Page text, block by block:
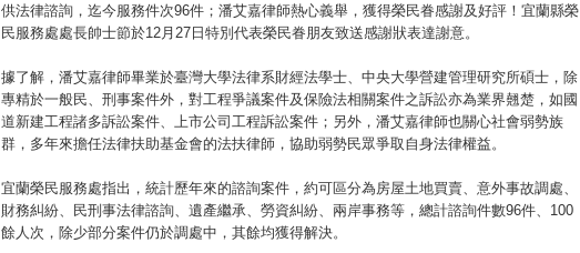
供法律諮詢，迄今服務件次96件；潘艾嘉律師熱心義舉，獲得榮民眷感謝及好評！宜蘭縣榮
民服務處處長帥士節於12月27日特別代表榮民眷朋友致送感謝狀表達謝意。
據了解，潘艾嘉律師畢業於臺灣大學法律系財經法學士、中央大學營建管理研究所碩士，除
專精於一般民、刑事案件外，對工程爭議案件及保險法相關案件之訴訟亦為業界翹楚，如國
道新建工程諸多訴訟案件、上市公司工程訴訟案件；另外，潘艾嘉律師也關心社會弱勢族
群，多年來擔任法律扶助基金會的法扶律師，協助弱勢民眾爭取自身法律權益。
宜蘭榮民服務處指出，統計歷年來的諮詢案件，約可區分為房屋土地買賣、意外事故調處、
財務糾紛、民刑事法律諮詢、遺產繼承、勞資糾紛、兩岸事務等，總計諮詢件數96件、100
餘人次，除少部分案件仍於調處中，其餘均獲得解決。